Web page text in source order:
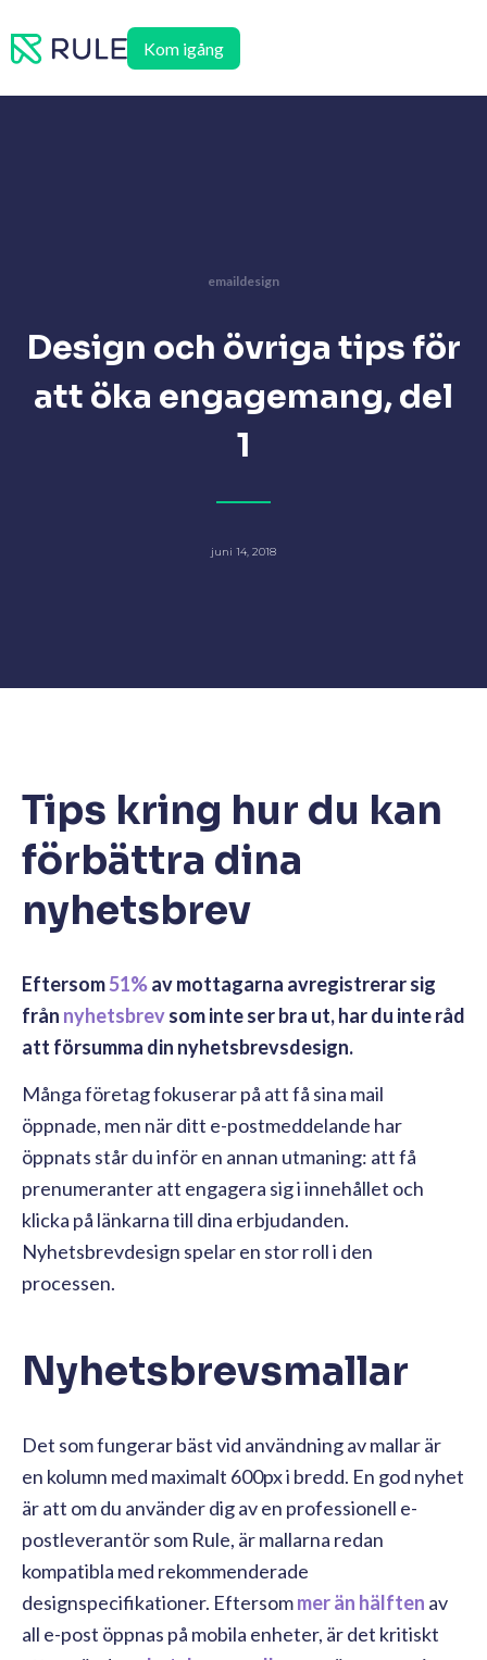
till
Kom igång
emaildesign
Design och övriga tips för
att öka engagemang, del
1
juni 14, 2018
Tips kring hur du kan
förbättra dina
nyhetsbrev
Eftersom51%av mottagarna avregistrerar sig
från nyhetsbrevsom inte ser bra ut, har du inte råd
att försumma din nyhetsbrevsdesign.
Många företag fokuserar på att få sina mail
öppnade, men när ditt e-postmeddelande har
öppnats står du inför en annan utmaning: att få
prenumeranter att engagera sig i innehållet och
klicka på länkarna till dina erbjudanden.
Nyhetsbrevdesign spelar en stor roll i den
processen.
Nyhetsbrevsmallar
Det som fungerar bäst vid användning av mallar är
en kolumn med maximalt 600px i bredd. En god nyhet
är att om du använder dig av en professionell e-
postleverantör som Rule, är mallarna redan
kompatibla med rekommenderade
designspecifikationer. Eftersommer än hälften av
all e-post öppnas på mobila enheter, är det kritiskt